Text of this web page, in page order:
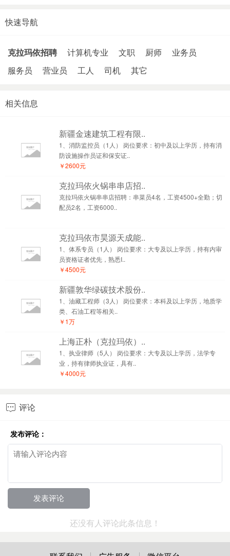
快速导航
克拉玛依招聘 计算机专业 文职 厨师
业务员
服务员
营业员 工人 司机 其它
相关信息
新疆金速建筑工程有限..
1、消防监控员（1人） 岗位要求：初中及以上学历，持有消
防设施操作员证和保安证..
￥2600元
克拉玛依火锅串串店招..
克拉玛依火锅串串店招聘：串菜员4名，工资4500+全勤；切
配员2名，工资6000..
克拉玛依市昊源天成能..
1、体系专员（1人） 岗位要求：大专及以上学历，持有内审
员资格证者优先，熟悉I..
￥4500元
新疆敦华绿碳技术股份..
1、油藏工程师（3人） 岗位要求：本科及以上学历，地质学
类、石油工程等相关..
￥1万
上海正朴（克拉玛依）..
1、执业律师（5人） 岗位要求：大专及以上学历，法学专
业，持有律师执业证，具有..
￥4000元
 评论
发布评论：
还没有人评论此条信息！